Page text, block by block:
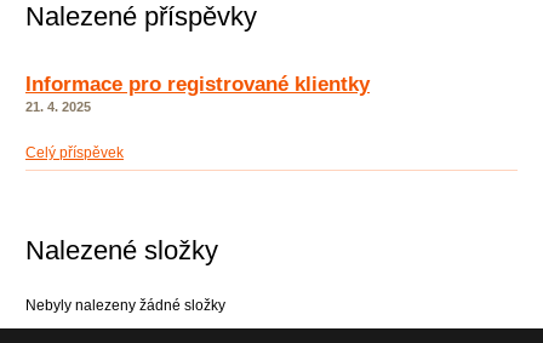
Nalezené příspěvky
Informace pro registrované klientky
21. 4. 2025
Celý příspěvek
Nalezené složky
Nebyly nalezeny žádné složky